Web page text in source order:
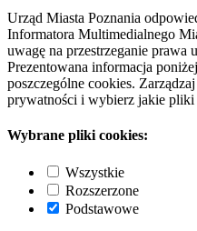
Urząd Miasta Poznania
Informatora Multimedialnego
uwagę na przestrzeganie
Prezentowana informacja
poszczególne cookies.
prywatności i wybierz jakie pliki
Wybrane pliki cookies:
Wszystkie
Rozszerzone
Podstawowe